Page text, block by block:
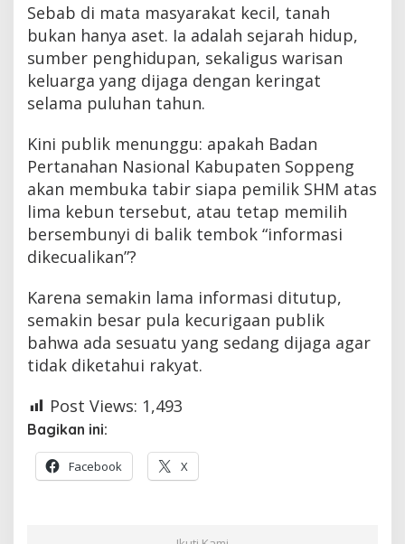
Sebab di mata masyarakat kecil, tanah
bukan hanya aset. Ia adalah sejarah hidup,
sumber penghidupan, sekaligus warisan
keluarga yang dijaga dengan keringat
selama puluhan tahun.
Kini publik menunggu: apakah Badan
Pertanahan Nasional Kabupaten Soppeng
akan membuka tabir siapa pemilik SHM atas
lima kebun tersebut, atau tetap memilih
bersembunyi di balik tembok “informasi
dikecualikan”?
Karena semakin lama informasi ditutup,
semakin besar pula kecurigaan publik
bahwa ada sesuatu yang sedang dijaga agar
tidak diketahui rakyat.
Post Views: 1,493
Bagikan ini:
Facebook X